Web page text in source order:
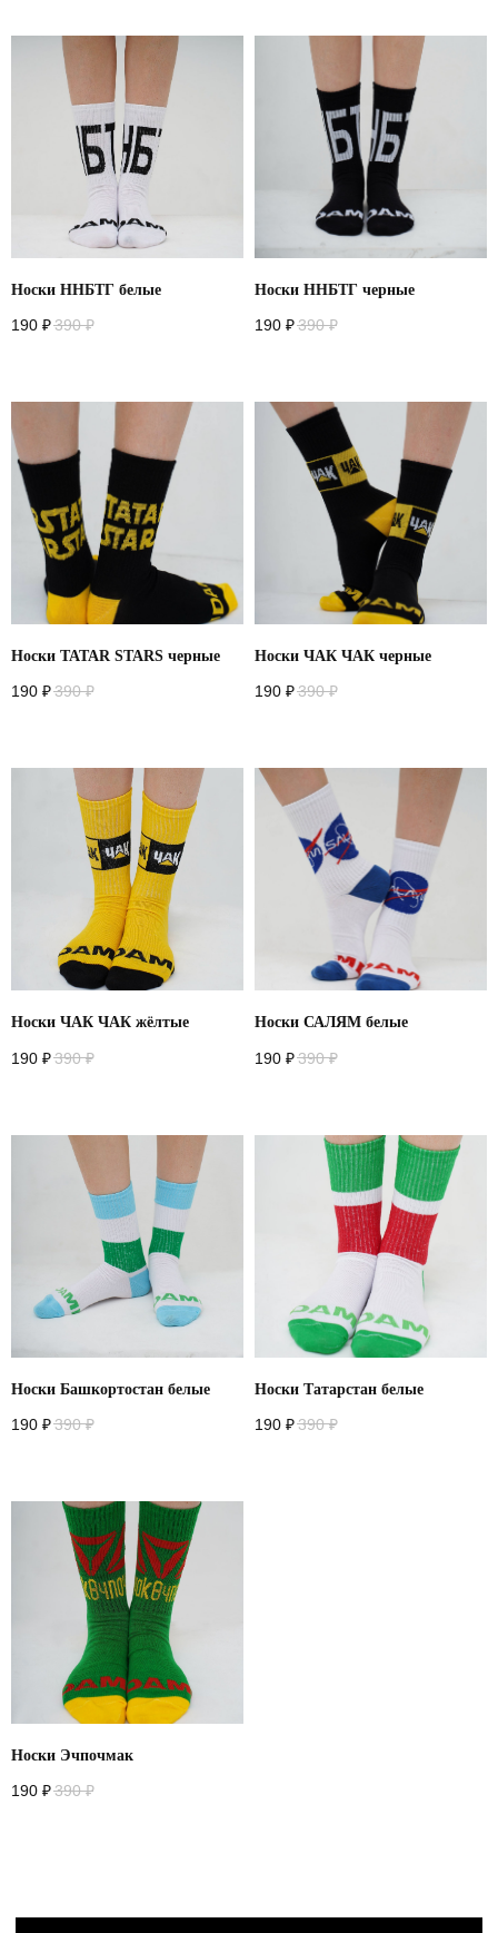
Носки ННБТГ белые
190 ₽390 ₽
Носки ННБТГ черные
190 ₽390 ₽
Носки TATAR STARS черные
190 ₽390 ₽
Носки ЧАК ЧАК черные
190 ₽390 ₽
Носки ЧАК ЧАК жёлтые
190 ₽390 ₽
Носки САЛЯМ белые
190 ₽390 ₽
Носки Башкортостан белые
190 ₽390 ₽
Носки Татарстан белые
190 ₽390 ₽
Носки Эчпочмак
190 ₽390 ₽
Назад
*запрещено на территории РФ
Vkontakte
Договор оферты
Whatsapp
Telegram
Instagram*
7 916 860 15 55